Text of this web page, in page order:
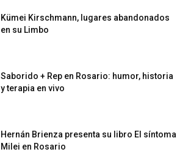
Kümei Kirschmann, lugares abandonados
en su Limbo
Saborido + Rep en Rosario: humor, historia
y terapia en vivo
Hernán Brienza presenta su libro El síntoma
Milei en Rosario